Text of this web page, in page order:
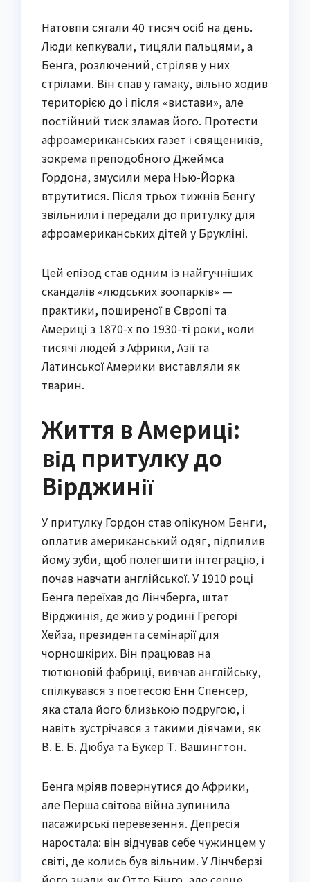
Натовпи сягали 40 тисяч осіб на день.
Люди кепкували, тицяли пальцями, а
Бенга, розлючений, стріляв у них
стрілами. Він спав у гамаку, вільно ходив
територією до і після «вистави», але
постійний тиск зламав його. Протести
афроамериканських газет і священиків,
зокрема преподобного Джеймса
Гордона, змусили мера Нью-Йорка
втрутитися. Після трьох тижнів Бенгу
звільнили і передали до притулку для
афроамериканських дітей у Брукліні.
Цей епізод став одним із найгучніших
скандалів «людських зоопарків» —
практики, поширеної в Європі та
Америці з 1870-х по 1930-ті роки, коли
тисячі людей з Африки, Азії та
Латинської Америки виставляли як
тварин.
Життя в Америці:
від притулку до
Вірджинії
У притулку Гордон став опікуном Бенги,
оплатив американський одяг, підпилив
йому зуби, щоб полегшити інтеграцію, і
почав навчати англійської. У 1910 році
Бенга переїхав до Лінчберга, штат
Вірджинія, де жив у родині Грегорі
Хейза, президента семінарії для
чорношкірих. Він працював на
тютюновій фабриці, вивчав англійську,
спілкувався з поетесою Енн Спенсер,
яка стала його близькою подругою, і
навіть зустрічався з такими діячами, як
В. Е. Б. Дюбуа та Букер Т. Вашингтон.
Бенга мріяв повернутися до Африки,
але Перша світова війна зупинила
пасажирські перевезення. Депресія
наростала: він відчував себе чужинцем у
світі, де колись був вільним. У Лінчберзі